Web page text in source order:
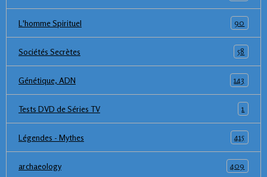
L'homme Spirituel 90
Sociétés Secrètes 58
Génétique, ADN 143
Tests DVD de Séries TV 1
Légendes - Mythes 415
archaeology 409